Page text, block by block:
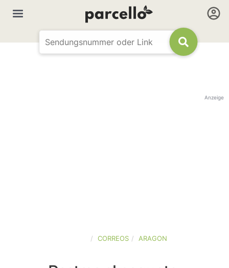
Anzeige
CORREOS ARAGON